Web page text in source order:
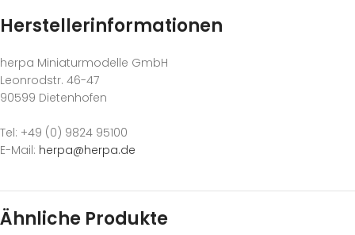
Herstellerinformationen
herpa Miniaturmodelle GmbH
Leonrodstr. 46-47
90599 Dietenhofen
Tel: +49 (0) 9824 95100
E-Mail: herpa@herpa.de
Ähnliche Produkte